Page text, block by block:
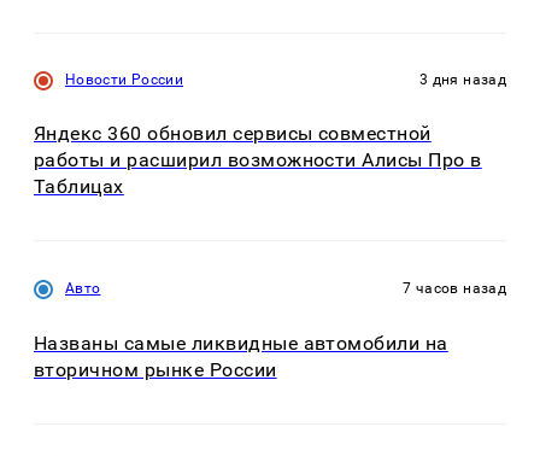
Новости России 3 дня назад
Яндекс 360 обновил сервисы совместной
работы и расширил возможности Алисы Про в
Таблицах
Авто 7 часов назад
Названы самые ликвидные автомобили на
вторичном рынке России